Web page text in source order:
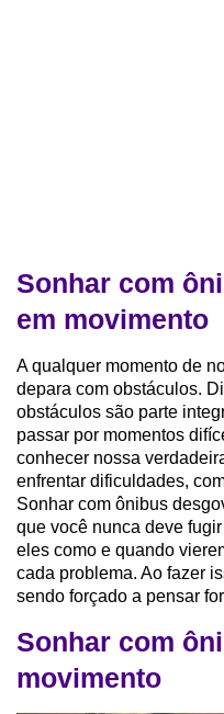
Sonhar com
em movimento
A qualquer momento de
depara com obstáculos.
obstáculos são parte
passar por momentos
conhecer nossa
enfrentar dificuldades,
Sonhar com ônibus
que você nunca deve
eles como e quando
cada problema. Ao fazer
sendo forçado a pensar
Sonhar com
movimento